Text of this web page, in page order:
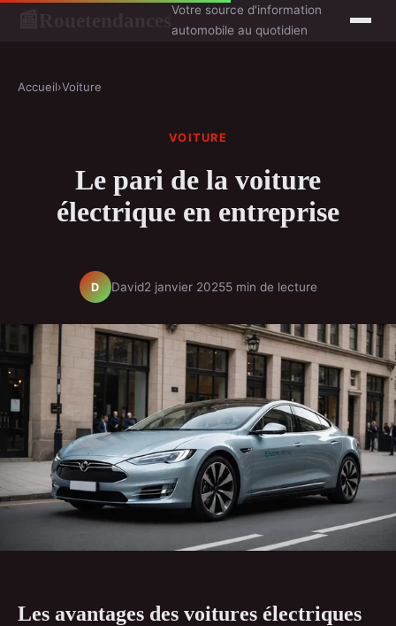
Votre source d'information
automobile au quotidien
Accueil›Voiture
VOITURE
Le pari de la voiture
électrique en entreprise
D David2 janvier 20255 min de lecture
Les avantages des voitures électriques